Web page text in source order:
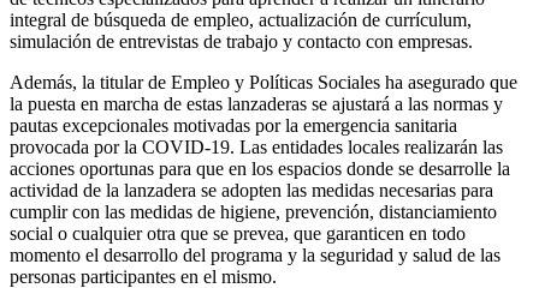
integral de búsqueda de empleo, actualización de currículum,
simulación de entrevistas de trabajo y contacto con empresas.
Además, la titular de Empleo y Políticas Sociales ha asegurado que
la puesta en marcha de estas lanzaderas se ajustará a las normas y
pautas excepcionales motivadas por la emergencia sanitaria
provocada por la COVID-19. Las entidades locales realizarán las
acciones oportunas para que en los espacios donde se desarrolle la
actividad de la lanzadera se adopten las medidas necesarias para
cumplir con las medidas de higiene, prevención, distanciamiento
social o cualquier otra que se prevea, que garanticen en todo
momento el desarrollo del programa y la seguridad y salud de las
personas participantes en el mismo.